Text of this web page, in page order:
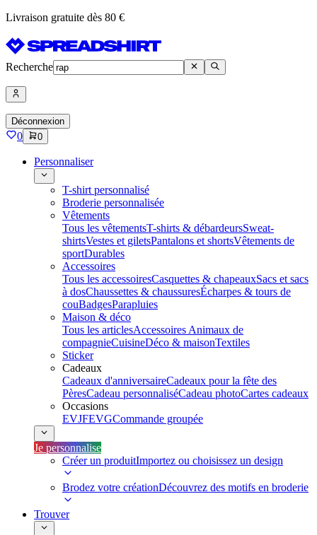
Livraison gratuite dès 80 €
Recherche
Déconnexion
0 0
Personnaliser
T-shirt personnalisé
Broderie personnalisée
Vêtements
Tous les vêtementsT-shirts & débardeursSweat-
shirtsVestes et giletsPantalons et shortsVêtements de
sportDurables
Accessoires
Tous les accessoiresCasquettes & chapeauxSacs et sacs
à dosChaussettes & chaussuresÉcharpes & tours de
couBadgesParapluies
Maison & déco
Tous les articlesAccessoires Animaux de
compagnieCuisineDéco & maisonTextiles
Sticker
Cadeaux
Cadeaux d'anniversaireCadeaux pour la fête des
PèresCadeau personnaliséCadeau photoCartes cadeaux
Occasions
EVJFEVGCommande groupée
Je personnalise
Créer un produitImportez ou choisissez un design
Brodez votre créationDécouvrez des motifs en broderie
Trouver